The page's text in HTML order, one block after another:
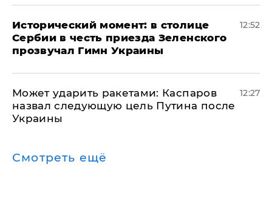
Исторический момент: в столице
Сербии в честь приезда Зеленского
прозвучал Гимн Украины
12:52
Может ударить ракетами: Каспаров
назвал следующую цель Путина после
Украины
12:27
Смотреть ещё